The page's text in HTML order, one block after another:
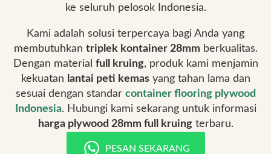
ke seluruh pelosok Indonesia.
Kami adalah solusi terpercaya bagi Anda yang
membutuhkan triplek kontainer 28mm berkualitas.
Dengan material full kruing, produk kami menjamin
kekuatan lantai peti kemasyang tahan lama dan
sesuai dengan standar container flooring plywood
Indonesia. Hubungi kami sekarang untuk informasi
harga plywood 28mm full kruingterbaru.
PESAN SEKARANG